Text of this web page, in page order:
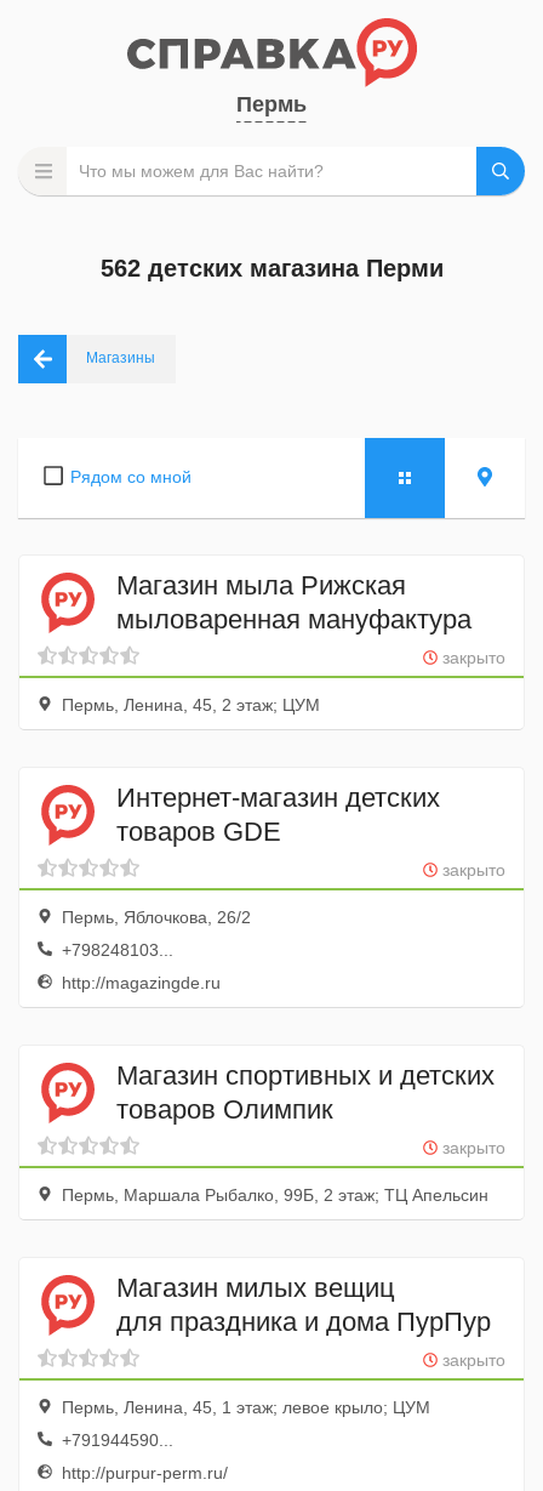
Пермь
562 детских магазина Перми
Магазины
Рядом со мной
Магазин мыла Рижская
мыловаренная мануфактура
закрыто
Пермь, Ленина, 45, 2 этаж; ЦУМ
Интернет-магазин детских
товаров GDE
закрыто
Пермь, Яблочкова, 26/2
+798248103...
http://magazingde.ru
Магазин спортивных и детских
товаров Олимпик
закрыто
Пермь, Маршала Рыбалко, 99Б, 2 этаж; ТЦ Апельсин
Магазин милых вещиц
для праздника и дома ПурПур
закрыто
Пермь, Ленина, 45, 1 этаж; левое крыло; ЦУМ
+791944590...
http://purpur-perm.ru/